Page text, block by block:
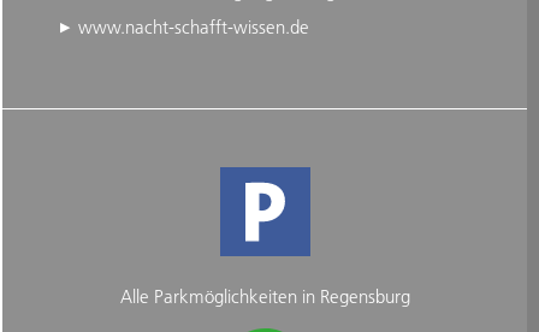
www.nacht-schafft-wissen.de
Alle Parkmöglichkeiten in Regensburg